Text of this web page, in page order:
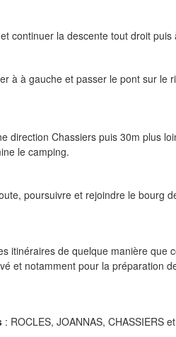
continuer la descente tout droit
à à gauche et passer le pont sur le
direction Chassiers puis 30m plus
le camping.
poursuivre et rejoindre le bourg
itinéraires de quelque manière que
et notamment pour la préparation
: ROCLES, JOANNAS, CHASSIERS